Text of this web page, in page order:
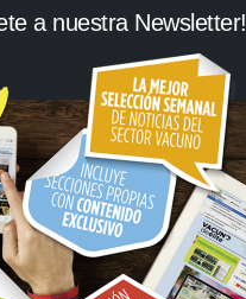
a nuestra Newsletter!